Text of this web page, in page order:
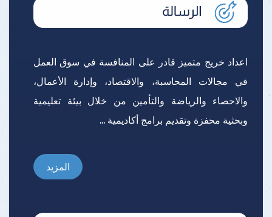
اعداد خريج متميز قادر على المنافسة في سوق العمل
في مجالات المحاسبة، والاقتصاد، وإدارة الأعمال،
والاحصاء والرياضة والتأمين من خلال بيئة تعليمية
وبحثية محفزة وتقديم برامج أكاديمية ...
المزيد